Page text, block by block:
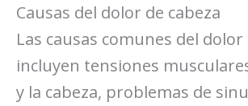
Causas del dolor de cabeza
Las causas comunes del dolor
incluyen tensiones
y la cabeza, problemas de